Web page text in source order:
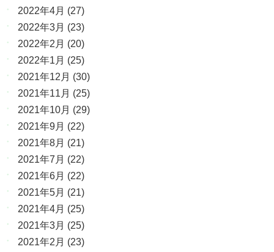
2022年4月 (27)
2022年3月 (23)
2022年2月 (20)
2022年1月 (25)
2021年12月 (30)
2021年11月 (25)
2021年10月 (29)
2021年9月 (22)
2021年8月 (21)
2021年7月 (22)
2021年6月 (22)
2021年5月 (21)
2021年4月 (25)
2021年3月 (25)
2021年2月 (23)